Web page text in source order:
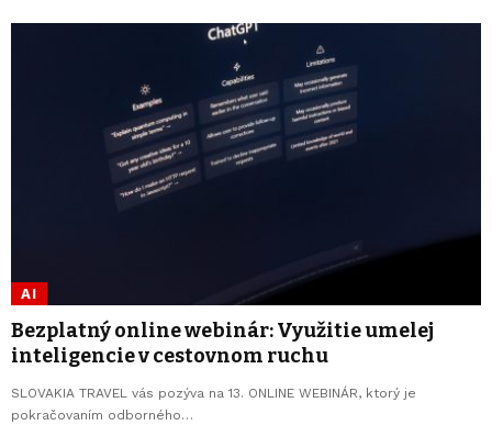
AI
Bezplatný online webinár: Využitie umelej
inteligencie v cestovnom ruchu
SLOVAKIA TRAVEL vás pozýva na 13. ONLINE WEBINÁR, ktorý je
pokračovaním odborného…